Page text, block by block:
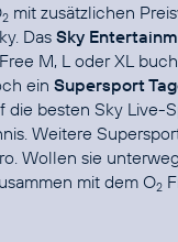
2 mit zusätzlichen
Das Sky
Free M, L oder XL
ein Supersport
die besten Sky Live-
Weitere
Wollen sie
mit dem O2